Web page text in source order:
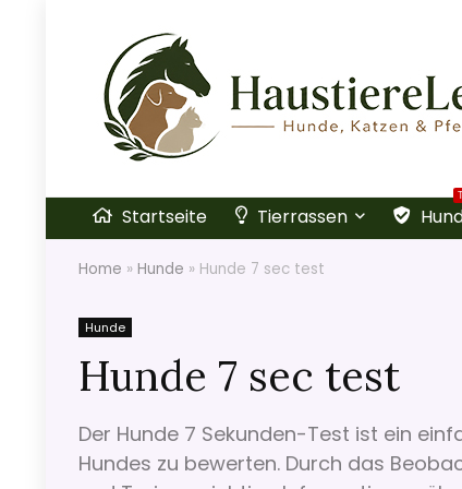
Startseite Tierrassen
Home » Hunde » Hunde 7 sec test
Hunde
Hunde 7 sec test
Der Hunde 7 Sekunden-Test ist ein
Hundes zu bewerten. Durch das